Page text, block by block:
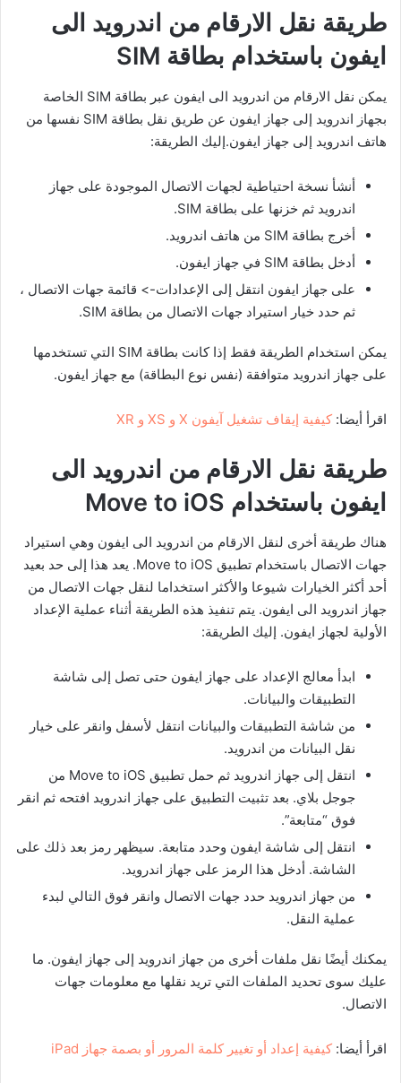
طريقة نقل الارقام من اندرويد الى
ايفون باستخدام بطاقة SIM
يمكن نقل الارقام من اندرويد الى ايفون عبر بطاقة SIM الخاصة
بجهاز اندرويد إلى جهاز ايفون عن طريق نقل بطاقة SIM نفسها من
هاتف اندرويد إلى جهاز ايفون.إليك الطريقة:
أنشأ نسخة احتياطية لجهات الاتصال الموجودة على جهاز
اندرويد ثم خزنها على بطاقة SIM.
أخرج بطاقة SIM من هاتف اندرويد.
أدخل بطاقة SIM في جهاز ايفون.
على جهاز ايفون انتقل إلى الإعدادات-> قائمة جهات الاتصال ،
ثم حدد خيار استيراد جهات الاتصال من بطاقة SIM.
يمكن استخدام الطريقة فقط إذا كانت بطاقة SIM التي تستخدمها
على جهاز اندرويد متوافقة (نفس نوع البطاقة) مع جهاز ايفون.
اقرأ أيضا: كيفية إيقاف تشغيل آيفون X و XS و XR
طريقة نقل الارقام من اندرويد الى
ايفون باستخدام Move to iOS
هناك طريقة أخرى لنقل الارقام من اندرويد الى ايفون وهي استيراد
جهات الاتصال باستخدام تطبيق Move to iOS. يعد هذا إلى حد بعيد
أحد أكثر الخيارات شيوعا والأكثر استخداما لنقل جهات الاتصال من
جهاز اندرويد الى ايفون. يتم تنفيذ هذه الطريقة أثناء عملية الإعداد
الأولية لجهاز ايفون. إليك الطريقة:
ابدأ معالج الإعداد على جهاز ايفون حتى تصل إلى شاشة
التطبيقات والبيانات.
من شاشة التطبيقات والبيانات انتقل لأسفل وانقر على خيار
نقل البيانات من اندرويد.
انتقل إلى جهاز اندرويد ثم حمل تطبيق Move to iOS من
جوجل بلاي. بعد تثبيت التطبيق على جهاز اندرويد افتحه ثم انقر
فوق “متابعة”.
انتقل إلى شاشة ايفون وحدد متابعة. سيظهر رمز بعد ذلك على
الشاشة. أدخل هذا الرمز على جهاز اندرويد.
من جهاز اندرويد حدد جهات الاتصال وانقر فوق التالي لبدء
عملية النقل.
يمكنك أيضًا نقل ملفات أخرى من جهاز اندرويد إلى جهاز ايفون. ما
عليك سوى تحديد الملفات التي تريد نقلها مع معلومات جهات
الاتصال.
اقرأ أيضا: كيفية إعداد أو تغيير كلمة المرور أو بصمة جهاز iPad